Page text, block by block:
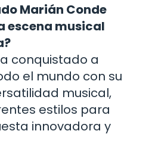
Marián Conde
escena musical
conquistado a
el mundo con su
musical,
estilos para
innovadora y